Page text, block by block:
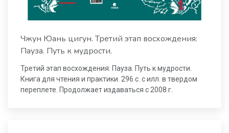
Чжун Юань цигун. Третий этап восхождения:
Пауза. Путь к мудрости.
Третий этап восхождения: Пауза. Путь к мудрости.
Книга для чтения и практики. 296 с. с илл. в твердом
переплете. Продолжает издаваться с 2008 г.